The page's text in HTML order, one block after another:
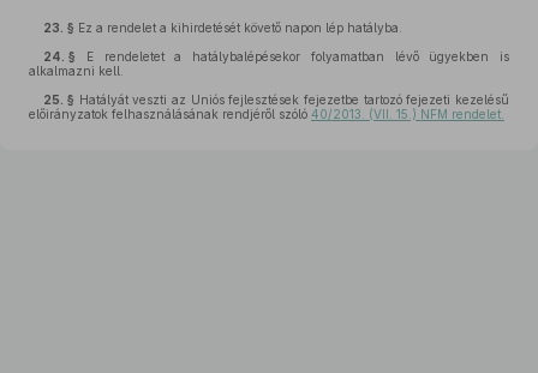
23. § Ez a rendelet a kihirdetését követő napon lép hatályba.
24. § E rendeletet a hatálybalépésekor folyamatban lévő ügyekben is
alkalmazni kell.
25. § Hatályát veszti az Uniós fejlesztések fejezetbe tartozó fejezeti kezelésű
előirányzatok felhasználásának rendjéről szóló 40/2013. (VII. 15.) NFM rendelet.